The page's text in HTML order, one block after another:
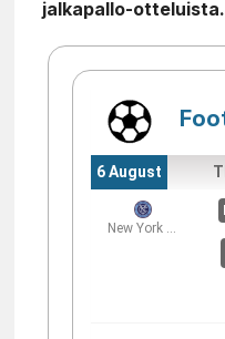
jalkapallo-otteluista.